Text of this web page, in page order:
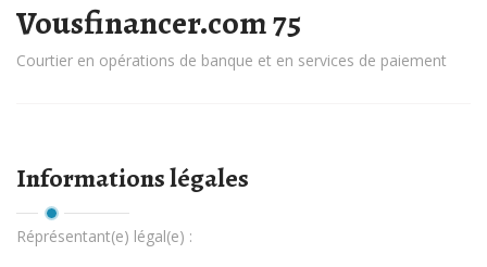
Vousfinancer.com 75
Courtier en opérations de banque et en services de paiement
Informations légales
Réprésentant(e) légal(e) :